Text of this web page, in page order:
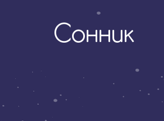
Сонник